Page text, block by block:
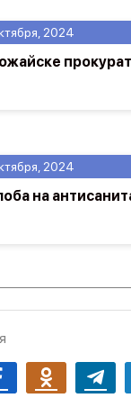
2024
на
2024
Odnoklassniki